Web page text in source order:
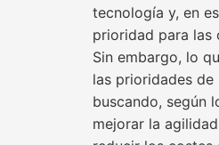
tecnología y, en
prioridad para las
Sin embargo, lo
las prioridades de
buscando, según
mejorar la